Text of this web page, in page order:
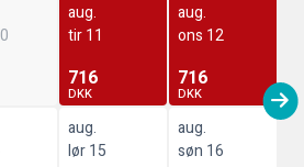
aug.
tir 11
716
DKK
aug.
ons 12
716
DKK
aug.
lør 15
aug.
søn 16